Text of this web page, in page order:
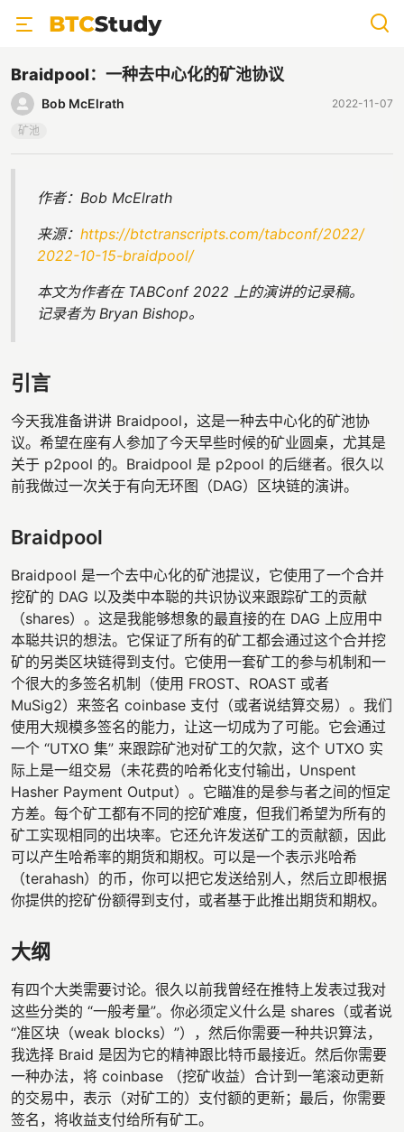
Braidpool：一种去中心化的矿池协议
Bob McElrath
2022-11-07
矿池
作者：Bob McElrath
来源： https://btctranscripts.com/tabconf/2022/
2022-10-15-braidpool/
本文为作者在 TABConf 2022 上的演讲的记录稿。
记录者为 Bryan Bishop。
引言
今天我准备讲讲 Braidpool，这是一种去中心化的矿池协
议。希望在座有人参加了今天早些时候的矿业圆桌，尤其是
关于 p2pool 的。Braidpool 是 p2pool 的后继者。很久以
前我做过一次关于有向无环图（DAG）区块链的演讲。
Braidpool
Braidpool 是一个去中心化的矿池提议，它使用了一个合并
挖矿的 DAG 以及类中本聪的共识协议来跟踪矿工的贡献
（shares）。这是我能够想象的最直接的在 DAG 上应用中
本聪共识的想法。它保证了所有的矿工都会通过这个合并挖
矿的另类区块链得到支付。它使用一套矿工的参与机制和一
个很大的多签名机制（使用 FROST、ROAST 或者
MuSig2）来签名 coinbase 支付（或者说结算交易）。我们
使用大规模多签名的能力，让这一切成为了可能。它会通过
一个 “UTXO 集” 来跟踪矿池对矿工的欠款，这个 UTXO 实
际上是一组交易（未花费的哈希化支付输出，Unspent
Hasher Payment Output）。它瞄准的是参与者之间的恒定
方差。每个矿工都有不同的挖矿难度，但我们希望为所有的
矿工实现相同的出块率。它还允许发送矿工的贡献额，因此
可以产生哈希率的期货和期权。可以是一个表示兆哈希
（terahash）的币，你可以把它发送给别人，然后立即根据
你提供的挖矿份额得到支付，或者基于此推出期货和期权。
大纲
有四个大类需要讨论。很久以前我曾经在推特上发表过我对
这些分类的 “一般考量”。你必须定义什么是 shares（或者说
“准区块（weak blocks）”），然后你需要一种共识算法，
我选择 Braid 是因为它的精神跟比特币最接近。然后你需要
一种办法，将 coinbase （挖矿收益）合计到一笔滚动更新
的交易中，表示（对矿工的）支付额的更新；最后，你需要
签名，将收益支付给所有矿工。